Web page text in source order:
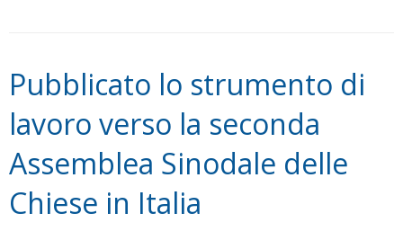
Pubblicato lo strumento di
lavoro verso la seconda
Assemblea Sinodale delle
Chiese in Italia